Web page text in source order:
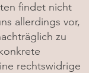
findet nicht
allerdings vor,
zu
rechtswidrige